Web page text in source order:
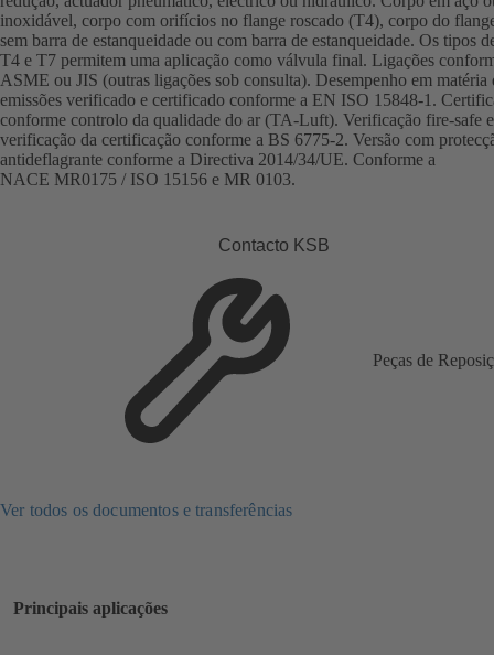
inoxidável, corpo com orifícios no flange roscado (T4), corpo do
sem barra de estanqueidade ou com barra de estanqueidade. Os tipos
T4 e T7 permitem uma aplicação como válvula final. Ligações
ASME ou JIS (outras ligações sob consulta). Desempenho em matéria
emissões verificado e certificado conforme a EN ISO 15848-1.
conforme controlo da qualidade do ar (TA-Luft). Verificação fire-safe e
verificação da certificação conforme a BS 6775-2. Versão com
antideflagrante conforme a Directiva 2014/34/UE. Conforme a
NACE MR0175 / ISO 15156 e MR 0103.
Contacto KSB
Peças de
Ver todos os documentos e transferências
Principais aplicações